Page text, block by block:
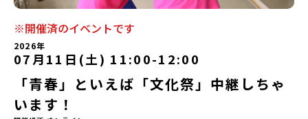
？ イベント参加方法
会員登録 MYページログイン
※開催済のイベントです
2026年
07月11日(土) 11:00-12:00
「青春」といえば「文化祭」中継しちゃ
います！